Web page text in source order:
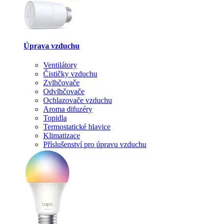
Úprava vzduchu
Ventilátory
Čističky vzduchu
Zvlhčovače
Odvlhčovače
Ochlazovače vzduchu
Aroma difuzéry
Topidla
Termostatické hlavice
Klimatizace
Příslušenství pro úpravu vzduchu